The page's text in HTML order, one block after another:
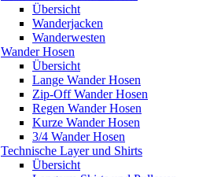
Übersicht
Wanderjacken
Wanderwesten
Wander Hosen
Übersicht
Lange Wander Hosen
Zip-Off Wander Hosen
Regen Wander Hosen
Kurze Wander Hosen
3/4 Wander Hosen
Technische Layer und Shirts
Übersicht